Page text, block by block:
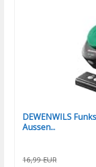
DEWENWILS
Aussen...
16,99 EUR